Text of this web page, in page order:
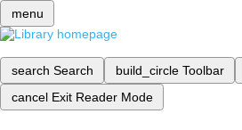
menu
search Search build_circle Toolbar
cancel Exit Reader Mode